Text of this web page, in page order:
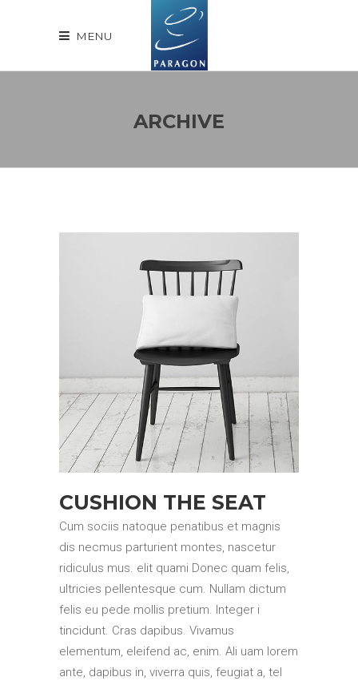
MENU
ARCHIVE
CUSHION THE SEAT
Cum sociis natoque penatibus et magnis
dis necmus parturient montes, nascetur
ridiculus mus. elit quami Donec quam felis,
ultricies pellentesque cum. Nullam dictum
felis eu pede mollis pretium. Integer i
tincidunt. Cras dapibus. Vivamus
elementum, eleifend ac, enim. Ali uam lorem
ante, dapibus in, viverra quis, feugiat a, tel